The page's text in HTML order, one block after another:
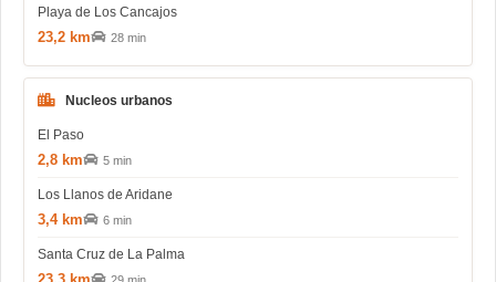
Playa de Los Cancajos
23,2 km 28 min
Nucleos urbanos
El Paso
2,8 km 5 min
Los Llanos de Aridane
3,4 km 6 min
Santa Cruz de La Palma